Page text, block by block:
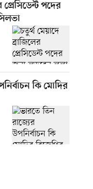
প্রেসিডেন্ট পদের
কি মোদির